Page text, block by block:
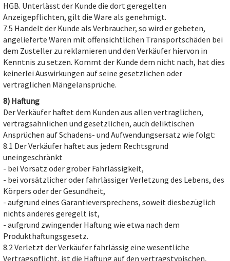
HGB. Unterlässt der Kunde die dort geregelten
Anzeigepflichten, gilt die Ware als genehmigt.
7.5 Handelt der Kunde als Verbraucher, so wird er gebeten,
angelieferte Waren mit offensichtlichen Transportschäden bei
dem Zusteller zu reklamieren und den Verkäufer hiervon in
Kenntnis zu setzen. Kommt der Kunde dem nicht nach, hat dies
keinerlei Auswirkungen auf seine gesetzlichen oder
vertraglichen Mängelansprüche.
8) Haftung
Der Verkäufer haftet dem Kunden aus allen vertraglichen,
vertragsähnlichen und gesetzlichen, auch deliktischen
Ansprüchen auf Schadens- und Aufwendungsersatz wie folgt:
8.1 Der Verkäufer haftet aus jedem Rechtsgrund
uneingeschränkt
- bei Vorsatz oder grober Fahrlässigkeit,
- bei vorsätzlicher oder fahrlässiger Verletzung des Lebens, des
Körpers oder der Gesundheit,
- aufgrund eines Garantieversprechens, soweit diesbezüglich
nichts anderes geregelt ist,
- aufgrund zwingender Haftung wie etwa nach dem
Produkthaftungsgesetz.
8.2 Verletzt der Verkäufer fahrlässig eine wesentliche
Vertragspflicht, ist die Haftung auf den vertragstypischen,